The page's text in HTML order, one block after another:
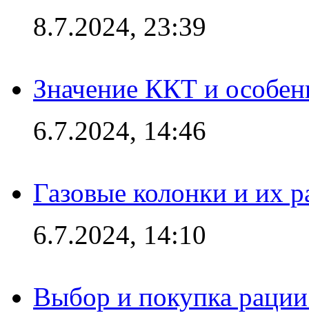
8.7.2024, 23:39
Значение ККТ и
6.7.2024, 14:46
Газовые колонки и их
6.7.2024, 14:10
Выбор и покупка